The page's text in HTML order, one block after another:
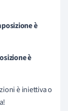
è
è
è iniettiva o